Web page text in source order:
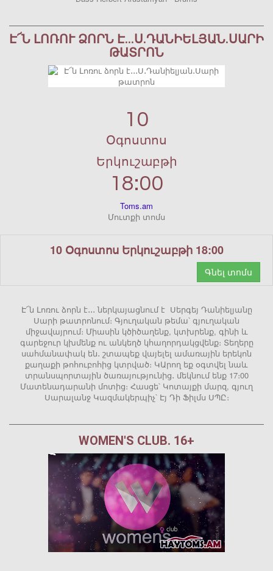
Է՜Ն ԼՈՌՈՒ ՁՈՐՆ Է․․․Ս․ԴԱՆԻԵԼՅԱՆ․ՍԱՐԻ
ԹԱՏՐՈՆ
10
Օգոստոս
Երկուշաբթի
18:00
Toms.am
Մուտքի տոմս
10 Օգոստոս Երկուշաբթի 18:00
Գնել տոմս
Է՜ն Լոռու ձորն է․․․ ներկայացնում է Սերգեյ Դանիելյանը
Սարի թատրոնում։ Գյուղական թեմա՝ գյուղական
միջավայրում։ Միասին կծիծաղենք, կտխրենք, գինի և
գարեջուր կխմենք ու անկեղծ կհաղորդակցվենք։ Տեղերը
սահմանափակ են․ շտապեք վայելել ամառային երեկոն
քաղաքի թոհուբոհից կտրված։ ԿԱրող եք օգտվել նաև
տրանսպորտային ծառայությունից․ մեկնում ենք 17։00
Մատենադարանի մոտից։ Հասցե՝ Կոտայքի մարզ, գյուղ
Սարալանջ Կազմակերպիչ՝ Էյ Դի Ֆիլմս ՍՊԸ։
WOMEN'S CLUB. 16+